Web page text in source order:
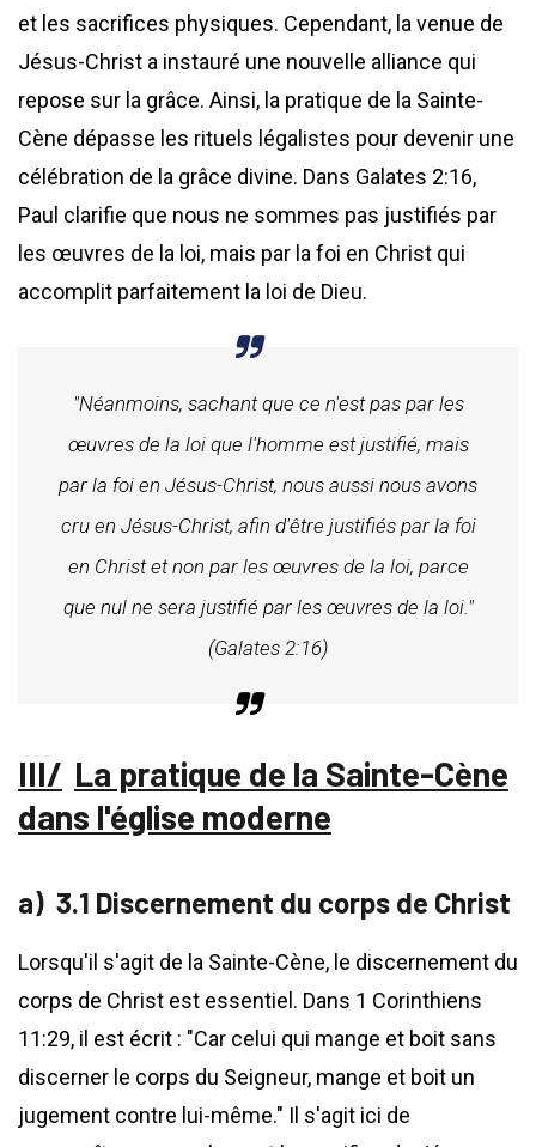
et les sacrifices physiques. Cependant, la venue de
Jésus-Christ a instauré une nouvelle alliance qui
repose sur la grâce. Ainsi, la pratique de la Sainte-
Cène dépasse les rituels légalistes pour devenir une
célébration de la grâce divine. Dans Galates 2:16,
Paul clarifie que nous ne sommes pas justifiés par
les œuvres de la loi, mais par la foi en Christ qui
accomplit parfaitement la loi de Dieu.
"Néanmoins, sachant que ce n'est pas par les
œuvres de la loi que l'homme est justifié, mais
par la foi en Jésus-Christ, nous aussi nous avons
cru en Jésus-Christ, afin d'être justifiés par la foi
en Christ et non par les œuvres de la loi, parce
que nul ne sera justifié par les œuvres de la loi."
(Galates 2:16)
La pratique de la Sainte-Cène
dans l'église moderne
3.1 Discernement du corps de Christ
Lorsqu'il s'agit de la Sainte-Cène, le discernement du
corps de Christ est essentiel. Dans 1 Corinthiens
11:29, il est écrit : "Car celui qui mange et boit sans
discerner le corps du Seigneur, mange et boit un
jugement contre lui-même." Il s'agit ici de